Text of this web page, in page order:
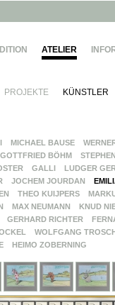
ATELIER
PROJEKTE KÜNSTLER
MICHAEL BAUSE
GOTTFRIED BÖHM
GALLI LUDGER
JOCHEM JOURDAN
THEO KUIJPERS
MAX NEUMANN KNUD
GERHARD RICHTER
WOLFGANG
HEIMO ZOBERNING